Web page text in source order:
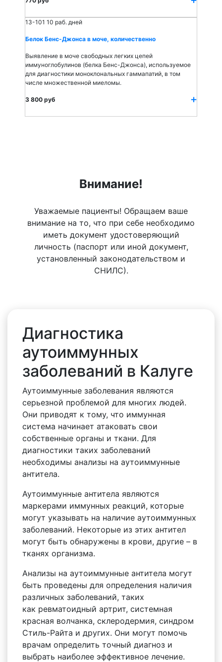
13-101 10 раб. дней
Белок Бенс-Джонса в моче, количественно
Выявление в моче свободных легких цепей
иммуноглобулинов (белка Бенс-Джонса), используемое
для диагностики моноклональных гаммапатий, в том
числе множественной миеломы.
3 800 руб
Внимание!
Уважаемые пациенты! Обращаем ваше
внимание на то, что при себе необходимо
иметь документ удостоверяющий
личность (паспорт или иной документ,
установленный законодательством и
СНИЛС).
Диагностика
аутоиммунных
заболеваний в Калуге
Аутоиммунные заболевания являются
серьезной проблемой для многих людей.
Они приводят к тому, что иммунная
система начинает атаковать свои
собственные органы и ткани. Для
диагностики таких заболеваний
необходимы анализы на аутоиммунные
антитела.
Аутоиммунные антитела являются
маркерами иммунных реакций, которые
могут указывать на наличие аутоиммунных
заболеваний. Некоторые из этих антител
могут быть обнаружены в крови, другие – в
тканях организма.
Анализы на аутоиммунные антитела могут
быть проведены для определения наличия
различных заболеваний, таких
как ревматоидный артрит, системная
красная волчанка, склеродермия, синдром
Стиль-Райта и других. Они могут помочь
врачам определить точный диагноз и
выбрать наиболее эффективное лечение.